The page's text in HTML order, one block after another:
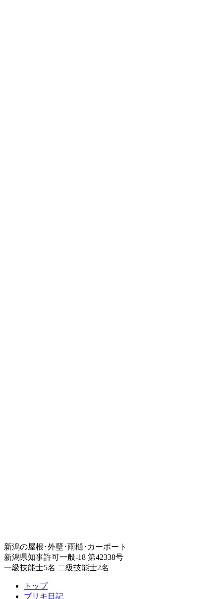
新潟の屋根･外壁･雨樋･カーポート
新潟県知事許可一般-18 第42338号
一級技能士5名 二級技能士2名
トップ
ブリキ日記